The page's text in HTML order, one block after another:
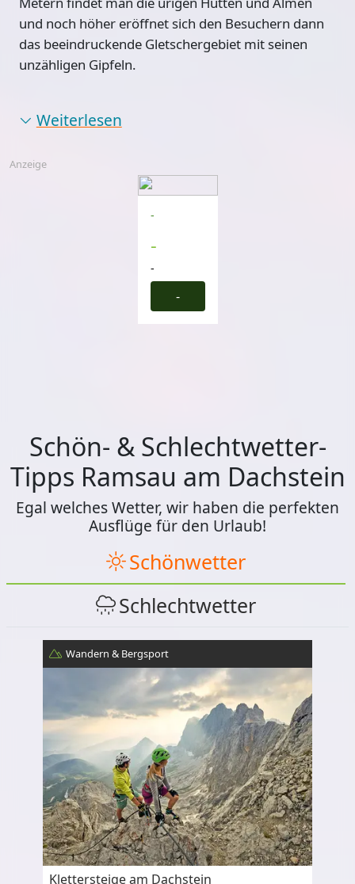
und noch höher eröffnet sich den Besuchern dann
das beeindruckende Gletschergebiet mit seinen
unzähligen Gipfeln.
Weiterlesen
Anzeige
-
-
-
-
Schön- & Schlechtwetter-
Tipps Ramsau am Dachstein
Egal welches Wetter, wir haben die perfekten
Ausflüge für den Urlaub!
Schönwetter
Schlechtwetter
Wandern & Bergsport
Klettersteige am Dachstein